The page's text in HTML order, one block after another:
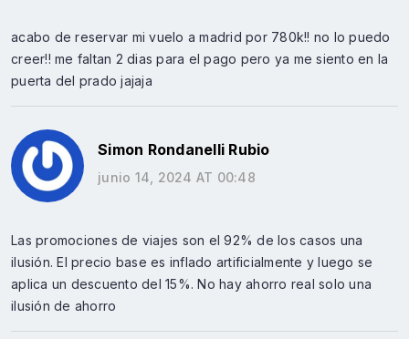
acabo de reservar mi vuelo a madrid por 780k!! no lo puedo
creer!! me faltan 2 dias para el pago pero ya me siento en la
puerta del prado jajaja
Simon Rondanelli Rubio
junio 14, 2024 AT 00:48
Las promociones de viajes son el 92% de los casos una
ilusión. El precio base es inflado artificialmente y luego se
aplica un descuento del 15%. No hay ahorro real solo una
ilusión de ahorro